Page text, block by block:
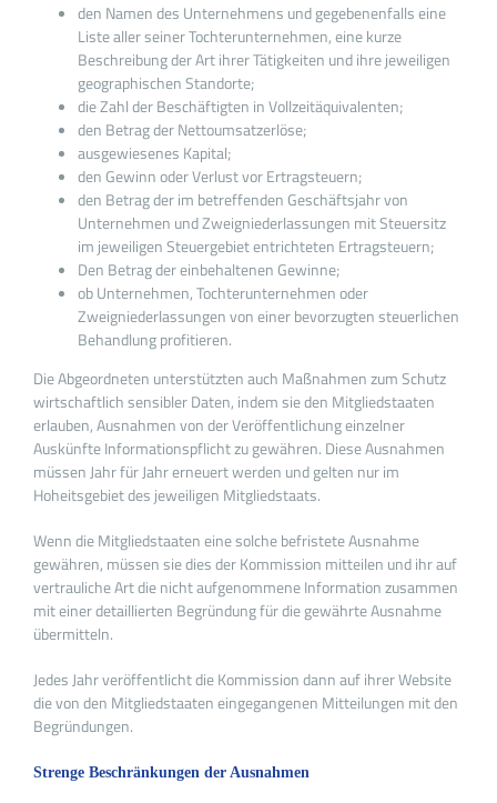
den Namen des Unternehmens und gegebenenfalls eine
Liste aller seiner Tochterunternehmen, eine kurze
Beschreibung der Art ihrer Tätigkeiten und ihre jeweiligen
geographischen Standorte;
die Zahl der Beschäftigten in Vollzeitäquivalenten;
den Betrag der Nettoumsatzerlöse;
ausgewiesenes Kapital;
den Gewinn oder Verlust vor Ertragsteuern;
den Betrag der im betreffenden Geschäftsjahr von
Unternehmen und Zweigniederlassungen mit Steuersitz
im jeweiligen Steuergebiet entrichteten Ertragsteuern;
Den Betrag der einbehaltenen Gewinne;
ob Unternehmen, Tochterunternehmen oder
Zweigniederlassungen von einer bevorzugten steuerlichen
Behandlung profitieren.
Die Abgeordneten unterstützten auch Maßnahmen zum Schutz
wirtschaftlich sensibler Daten, indem sie den Mitgliedstaaten
erlauben, Ausnahmen von der Veröffentlichung einzelner
Auskünfte Informationspflicht zu gewähren. Diese Ausnahmen
müssen Jahr für Jahr erneuert werden und gelten nur im
Hoheitsgebiet des jeweiligen Mitgliedstaats.
Wenn die Mitgliedstaaten eine solche befristete Ausnahme
gewähren, müssen sie dies der Kommission mitteilen und ihr auf
vertrauliche Art die nicht aufgenommene Information zusammen
mit einer detaillierten Begründung für die gewährte Ausnahme
übermitteln.
Jedes Jahr veröffentlicht die Kommission dann auf ihrer Website
die von den Mitgliedstaaten eingegangenen Mitteilungen mit den
Begründungen.
Strenge Beschränkungen der Ausnahmen